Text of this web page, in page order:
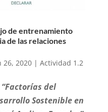
de entrenamiento
de las relaciones
26, 2020| Actividad 1.2
“Factorías del
Sostenible en